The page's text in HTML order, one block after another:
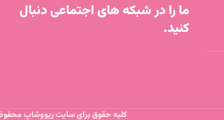
ما را در شبکه های اجتماعی دنبال
کنید.
کلیه حقوق برای سایت ریووشاپ